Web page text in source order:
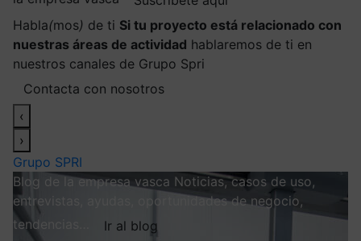
Habla(mos) de ti Si tu proyecto está relacionado con
nuestras áreas de actividad hablaremos de ti en
nuestros canales de Grupo Spri
Contacta con nosotros
‹
›
Grupo SPRI
Blog de la empresa vasca Noticias, casos de uso,
entrevistas, ayudas, oportunidades de negocio,
tendencias…
Ir al blog